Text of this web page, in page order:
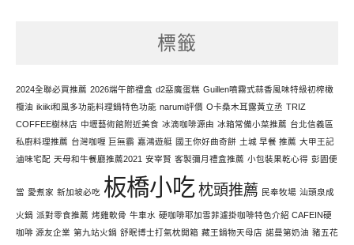
標籤
2024全聯必買推薦 2026端午節禮盒 d2惡魔蛋糕 Guillen噴霧式蒜香風味特級初榨橄
欖油 ikiiki和風多功能料理鍋特色功能 narumi評價 O卡桑木耳露黃立丞 TRIZ
COFFEE樹林店 中壢藝術館附近美食 冰滴咖啡源由 冰箱常備小菜推薦 台北信義區
私廚料理推薦 台灣咖喱 巨無霸 嘉鴻遊艇 國王你好曲奇餅 土城 早餐 推薦 大甲王記
滷味宅配 天母和牛餐廳推薦2021 安宰賢 客製彌月禮盒推薦 小包裝果乾心得 彭園便
當 愛煮家 新加坡必吃 板橋小吃枕頭推薦 民奉牧場 汕頭泉成
火鍋 派對零食推薦 烤雞軟骨 牛車水 硬咖啡耶加雪菲濾掛咖啡特色介紹 CAFEIN硬
咖啡 源友企業 第九站火鍋 舒眠博士打氣枕開箱 藏王鍋物天母店 諾曼第奶油 豬五花